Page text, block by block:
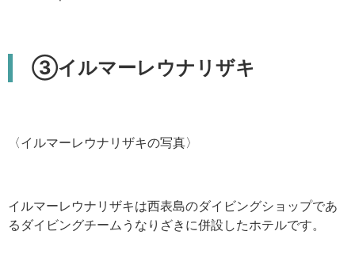
③イルマーレウナリザキ
〈イルマーレウナリザキの写真〉
イルマーレウナリザキは西表島のダイビングショップであ
るダイビングチームうなりざきに併設したホテルです。